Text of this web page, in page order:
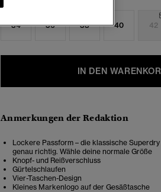
34 36 38 40 42
IN DEN
Anmerkungen der Redaktion
Lockere Passform – die klassische
genau richtig. Wähle deine normale Größe
Knopf- und Reißverschluss
Gürtelschlaufen
Vier-Taschen-Design
Kleines Markenlogo auf der Gesäßtasche